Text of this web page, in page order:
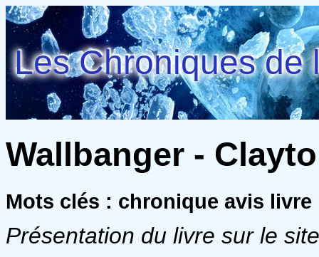
Les Chroniques de
Wallbanger -
Mots clés : chronique avis
Présentation du livre sur le